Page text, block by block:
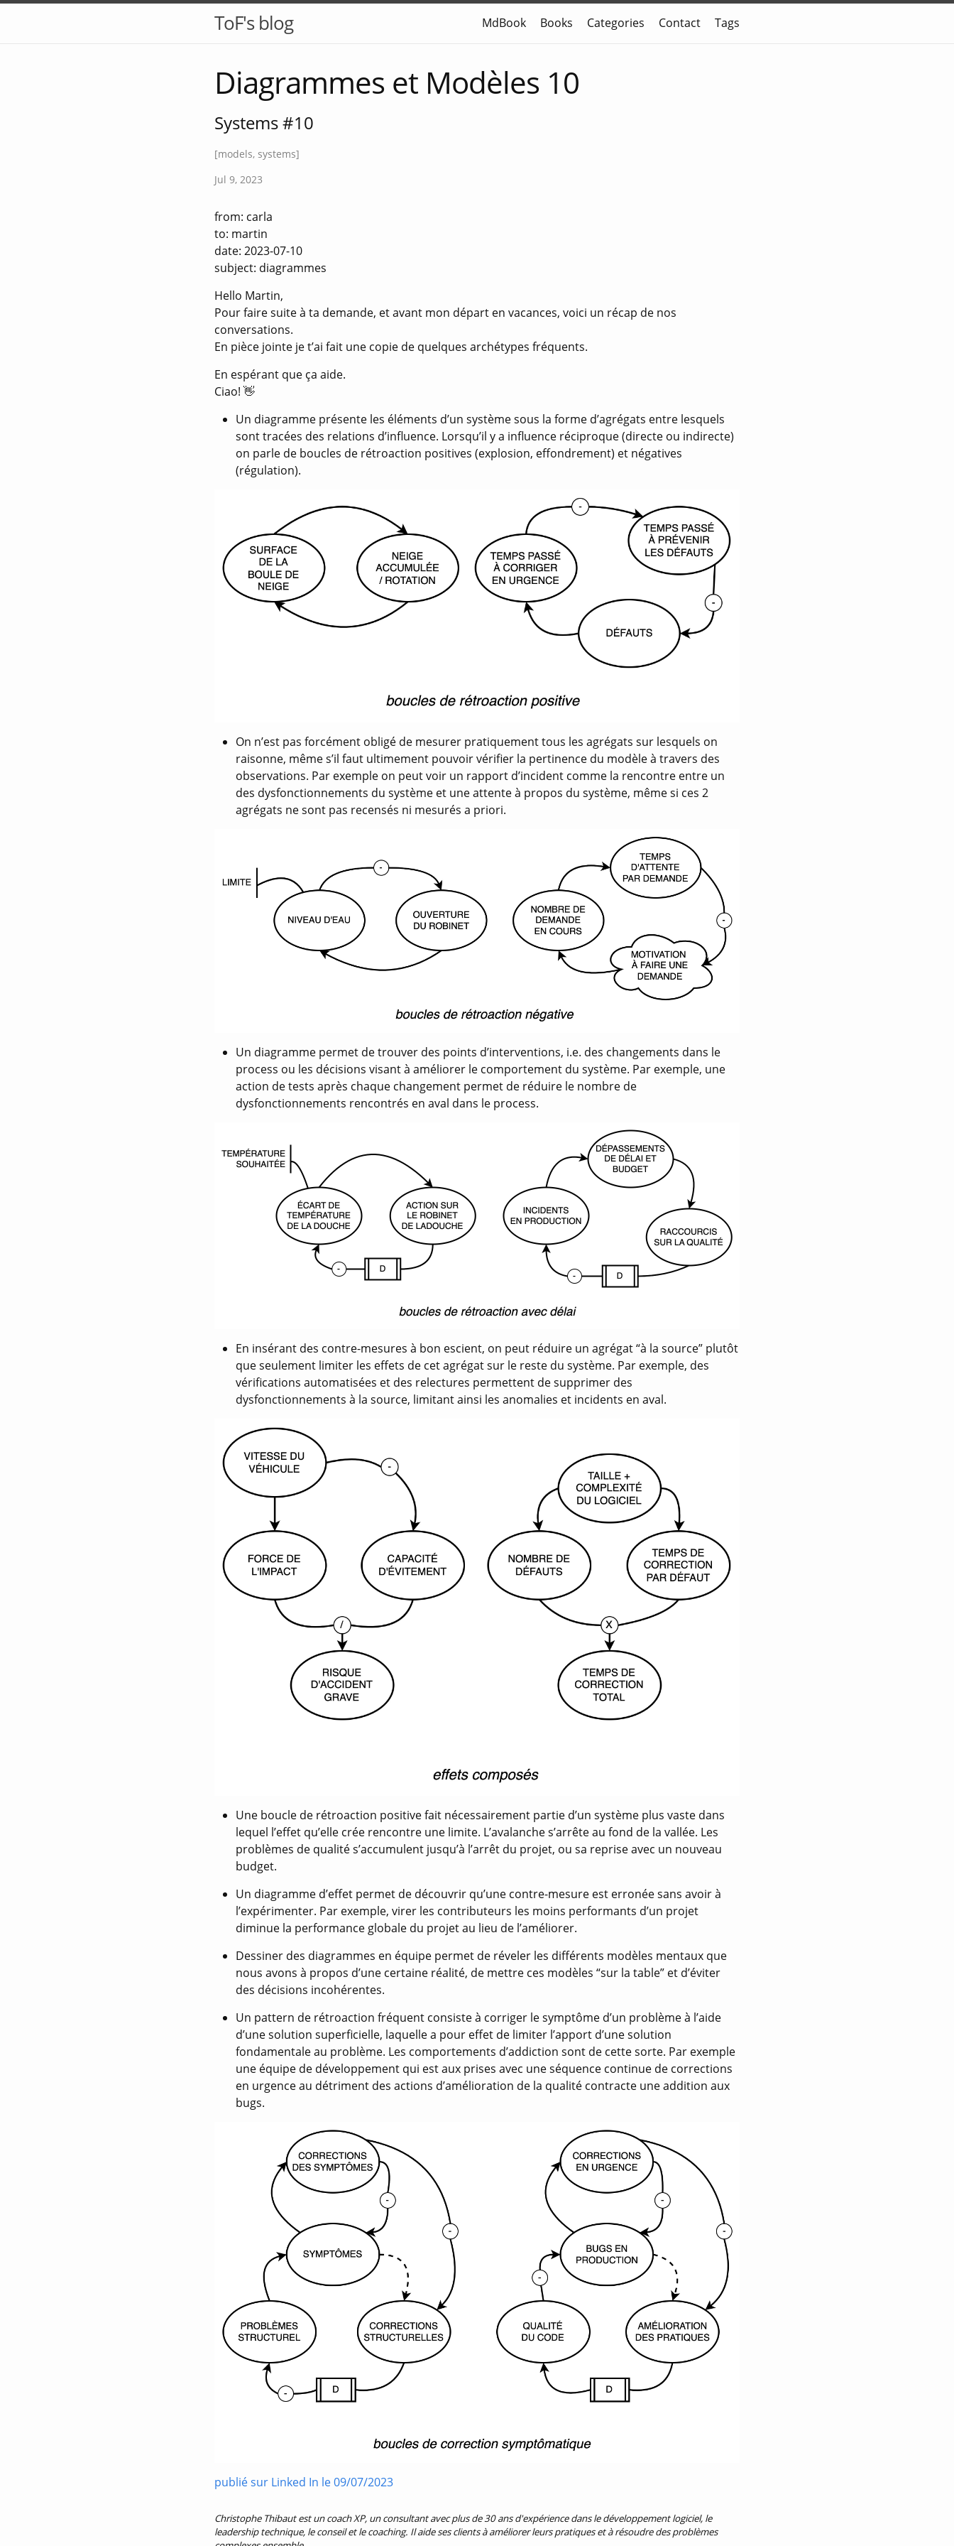
ToF's blog MdBook Books Categories Contact Tags
Diagrammes et Modèles 10
Systems #10
[models, systems]
Jul 9, 2023
from: carla
to: martin
date: 2023-07-10
subject: diagrammes
Hello Martin,
Pour faire suite à ta demande, et avant mon départ en vacances, voici un récap de nos
conversations.
En pièce jointe je t’ai fait une copie de quelques archétypes fréquents.
En espérant que ça aide.
Ciao! 👋
Un diagramme présente les éléments d’un système sous la forme d’agrégats entre lesquels
sont tracées des relations d’influence. Lorsqu’il y a influence réciproque (directe ou indirecte)
on parle de boucles de rétroaction positives (explosion, effondrement) et négatives
(régulation).
On n’est pas forcément obligé de mesurer pratiquement tous les agrégats sur lesquels on
raisonne, même s’il faut ultimement pouvoir vérifier la pertinence du modèle à travers des
observations. Par exemple on peut voir un rapport d’incident comme la rencontre entre un
des dysfonctionnements du système et une attente à propos du système, même si ces 2
agrégats ne sont pas recensés ni mesurés a priori.
Un diagramme permet de trouver des points d’interventions, i.e. des changements dans le
process ou les décisions visant à améliorer le comportement du système. Par exemple, une
action de tests après chaque changement permet de réduire le nombre de
dysfonctionnements rencontrés en aval dans le process.
En insérant des contre-mesures à bon escient, on peut réduire un agrégat “à la source” plutôt
que seulement limiter les effets de cet agrégat sur le reste du système. Par exemple, des
vérifications automatisées et des relectures permettent de supprimer des
dysfonctionnements à la source, limitant ainsi les anomalies et incidents en aval.
Une boucle de rétroaction positive fait nécessairement partie d’un système plus vaste dans
lequel l’effet qu’elle crée rencontre une limite. L’avalanche s’arrête au fond de la vallée. Les
problèmes de qualité s’accumulent jusqu’à l’arrêt du projet, ou sa reprise avec un nouveau
budget.
Un diagramme d’effet permet de découvrir qu’une contre-mesure est erronée sans avoir à
l’expérimenter. Par exemple, virer les contributeurs les moins performants d’un projet
diminue la performance globale du projet au lieu de l’améliorer.
Dessiner des diagrammes en équipe permet de réveler les différents modèles mentaux que
nous avons à propos d’une certaine réalité, de mettre ces modèles “sur la table” et d’éviter
des décisions incohérentes.
Un pattern de rétroaction fréquent consiste à corriger le symptôme d’un problème à l’aide
d’une solution superficielle, laquelle a pour effet de limiter l’apport d’une solution
fondamentale au problème. Les comportements d’addiction sont de cette sorte. Par exemple
une équipe de développement qui est aux prises avec une séquence continue de corrections
en urgence au détriment des actions d’amélioration de la qualité contracte une addition aux
bugs.
publié sur Linked In le 09/07/2023
Christophe Thibaut est un coach XP, un consultant avec plus de 30 ans d'expérience dans le développement logiciel, le
leadership technique, le conseil et le coaching. Il aide ses clients à améliorer leurs pratiques et à résoudre des problèmes